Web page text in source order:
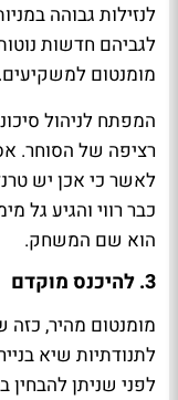
לנזילות גבוהה
לגביהם חדשות
מומנטום למשקיעים.
המפתח לניהול
רציפה של הסוחר.
לאשר כי אכן יש
כבר רווי והגיע גל
הוא שם המשחק.
3. להיכנס מוקדם
מומנטום מהיר,
לתנודתיות שיא
לפני שניתן להבחין